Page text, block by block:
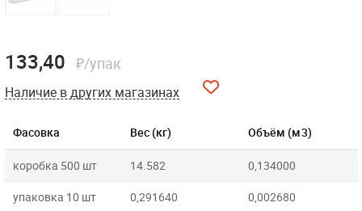
Фасовка Вес (кг) Объём (м3)
коробка 500 шт 14.582 0,134000
упаковка 10 шт 0,291640 0,002680
133,40 ₽/упак
Наличие в других магазинах